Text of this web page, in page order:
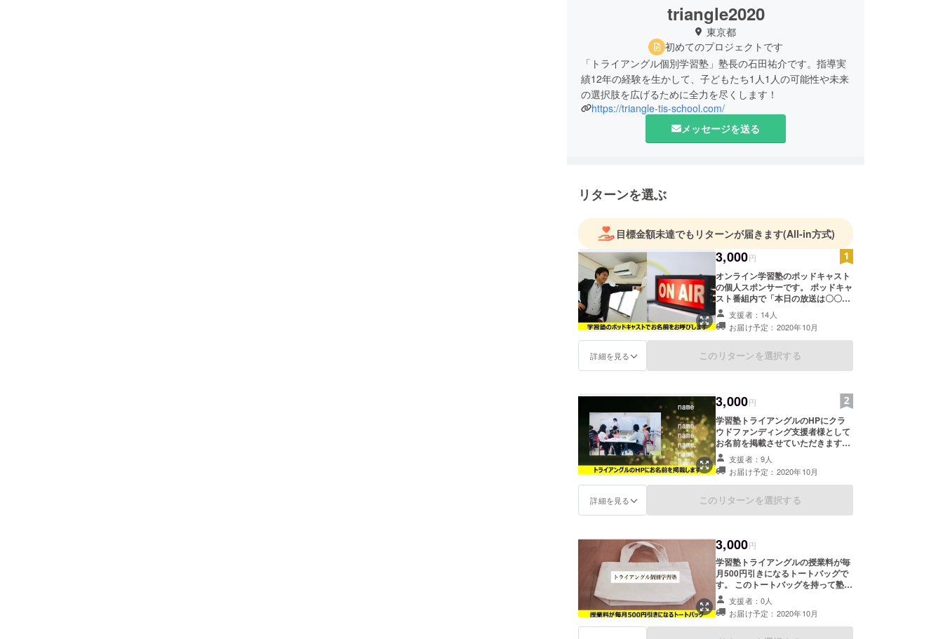
triangle2020
東京都
初めてのプロジェクトです
「トライアングル個別学習塾」塾長の石田祐介です。指導実
績12年の経験を生かして、子どもたち1人1人の可能性や未来
の選択肢を広げるために全力を尽くします！
https://triangle-tis-school.com/
メッセージを送る
リターンを選ぶ
目標金額未達でもリターンが届きます(All-in方式)
3,000円
オンライン学習塾のポッドキャスト
の個人スポンサーです。 ポッドキャ
スト番組内で「本日の放送は〇〇さ
んの提供でお送りさせていただきま
す」とお名前を呼ばせていただきま
す。 ※備考欄に呼ばれるお名前を記
入してください。
支援者：14人
お届け予定：2020年10月
詳細を見る このリターンを選択する
3,000円
学習塾トライアングルのHPにクラ
ウドファンディング支援者様として
お名前を掲載させていただきます。
※HPに掲載するお名前を備考欄に記
入してください。
支援者：9人
お届け予定：2020年10月
詳細を見る このリターンを選択する
3,000円
学習塾トライアングルの授業料が毎
月500円引きになるトートバッグで
す。 このトートバッグを持って塾に
来ていただければ、授業料を500円
引きさせていただきます。 ※送料込
みのお値段です。 ※画像はイメージ
です。
支援者：0人
お届け予定：2020年10月